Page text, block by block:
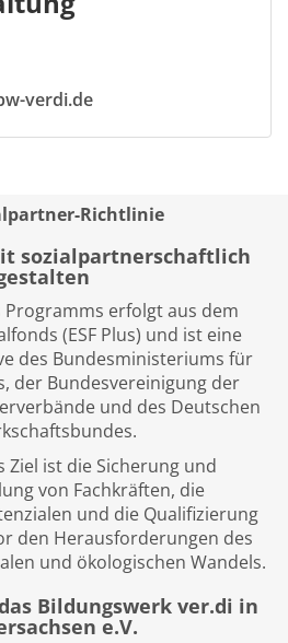
verdi.de
Richtlinie
sozialpartnerschaftlich
Programms erfolgt aus dem
(ESF Plus) und ist eine
des Bundesministeriums für
der Bundesvereinigung der
und des Deutschen
Ziel ist die Sicherung und
von Fachkräften, die
und die Qualifizierung
den Herausforderungen des
und ökologischen Wandels.
Bildungswerk ver.di in
e.V.